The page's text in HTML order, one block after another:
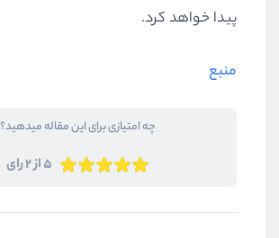
پیدا خواهد کرد.
منبع
چه امتیازی برای این مقاله میدهید؟
5 از 2 رای